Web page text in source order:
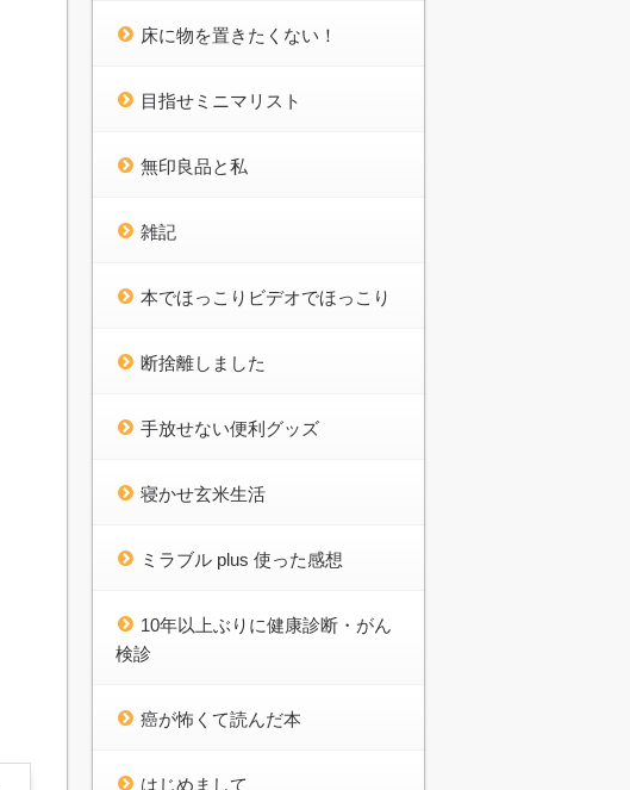
床に物を置きたくない！
目指せミニマリスト
無印良品と私
雑記
本でほっこりビデオでほっこり
断捨離しました
手放せない便利グッズ
寝かせ玄米生活
ミラブル plus 使った感想
10年以上ぶりに健康診断・がん
検診
癌が怖くて読んだ本
はじめまして